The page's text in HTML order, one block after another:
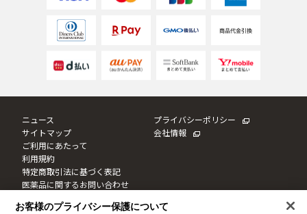
ニュース
サイトマップ
ご利用にあたって
利用規約
特定商取引法に基づく表記
医薬品に関するお問い合わせ
プライバシーポリシー
会社情報
お客様のプライバシー保護について